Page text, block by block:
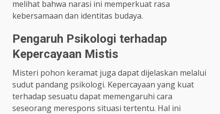
melihat bahwa narasi ini memperkuat rasa
kebersamaan dan identitas budaya.
Pengaruh Psikologi terhadap
Kepercayaan Mistis
Misteri pohon keramat juga dapat dijelaskan melalui
sudut pandang psikologi. Kepercayaan yang kuat
terhadap sesuatu dapat memengaruhi cara
seseorang merespons situasi tertentu. Hal ini